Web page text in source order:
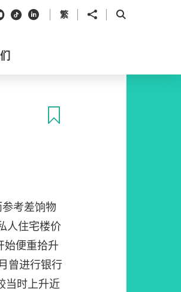
Youtube
抖音领英 繁 分享到 开启搜寻框
考差饷物
人住宅楼价
始便重拾升
曾进行银行
当时上升近